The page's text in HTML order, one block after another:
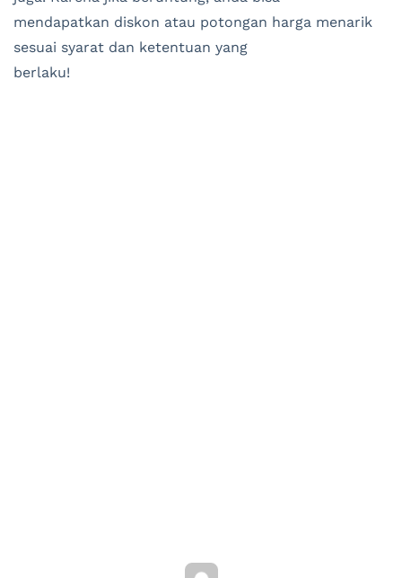
mendapatkan diskon atau potongan harga menarik
sesuai syarat dan ketentuan yang
berlaku!